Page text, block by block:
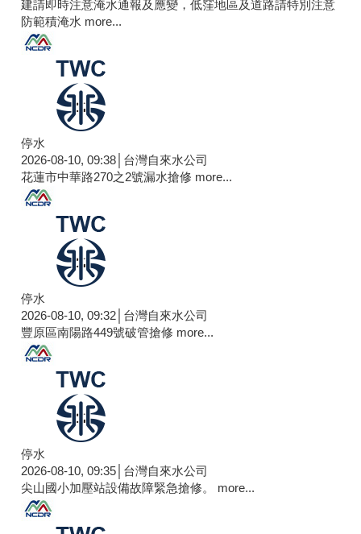
建請即時注意淹水通報及應變，低窪地區及道路請特別注意
防範積淹水 more...
停水
2026-08-10, 09:38│台灣自來水公司
花蓮市中華路270之2號漏水搶修 more...
停水
2026-08-10, 09:32│台灣自來水公司
豐原區南陽路449號破管搶修 more...
停水
2026-08-10, 09:35│台灣自來水公司
尖山國小加壓站設備故障緊急搶修。 more...